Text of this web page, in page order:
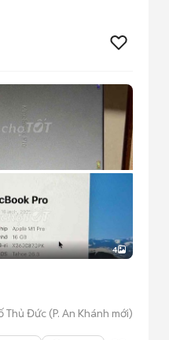
4
Thủ Đức (P. An Khánh mới)